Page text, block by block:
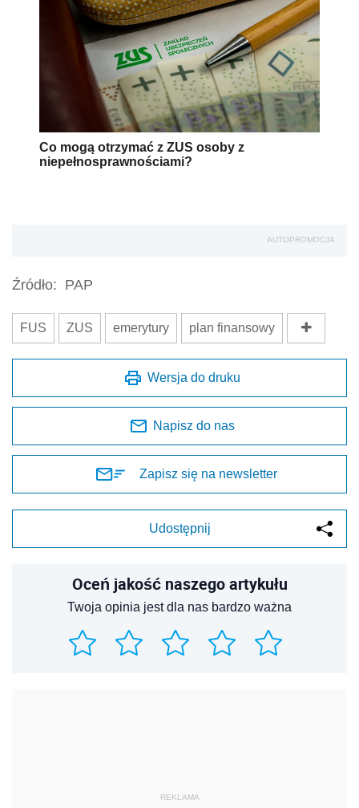
Co mogą otrzymać z ZUS osoby z
niepełnosprawnościami?
AUTOPROMOCJA
Źródło: PAP
FUS ZUS emerytury plan finansowy
Wersja do druku
Napisz do nas
Zapisz się na newsletter
Udostępnij
Oceń jakość naszego artykułu
Twoja opinia jest dla nas bardzo ważna
REKLAMA